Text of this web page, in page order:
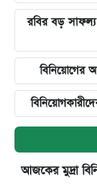
রবির বড়
আজকের মুদ্রা